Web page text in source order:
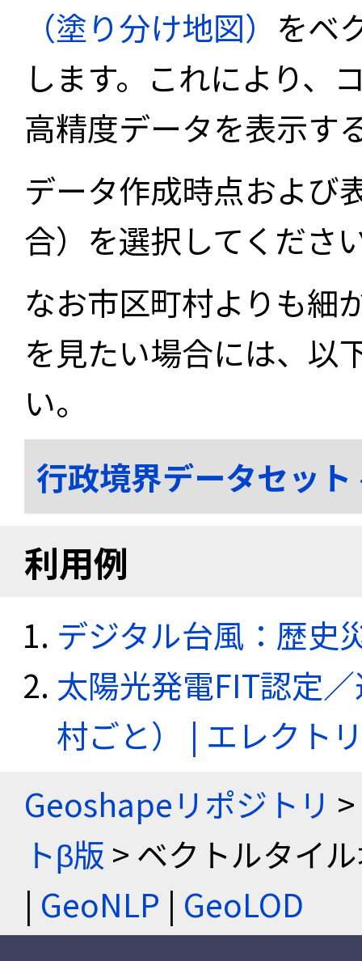
（塗り分け地図） をベ
します。これにより、
高精度データを表示す
データ作成時点および
合）を選択してくださ
なお市区町村よりも細
を見たい場合には、以
い。
行政境界データセッ
利用例
デジタル台風：歴史
太陽光発電FIT認定
村ごと） | エレクト
Geoshapeリポジトリ >
トβ版 > ベクトルタイ
| GeoNLP | GeoLOD